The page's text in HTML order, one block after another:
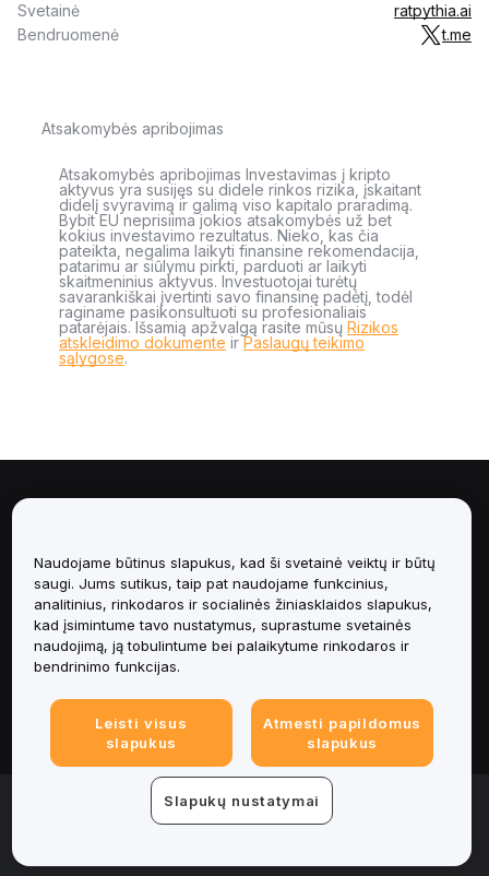
Svetainė
ratpythia.ai
Bendruomenė
t.me
Atsakomybės apribojimas
Atsakomybės apribojimas Investavimas į kripto
aktyvus yra susijęs su didele rinkos rizika, įskaitant
didelį svyravimą ir galimą viso kapitalo praradimą.
Bybit EU neprisiima jokios atsakomybės už bet
kokius investavimo rezultatus. Nieko, kas čia
pateikta, negalima laikyti finansine rekomendacija,
patarimu ar siūlymu pirkti, parduoti ar laikyti
skaitmeninius aktyvus. Investuotojai turėtų
savarankiškai įvertinti savo finansinę padėtį, todėl
raginame pasikonsultuoti su profesionaliais
patarėjais. Išsamią apžvalgą rasite mūsų Rizikos
atskleidimo dokumente irPaslaugų teikimo
sąlygose.
Paslaugos
Pagalba
Produktai
Teisinė informacija
© 2025-2026 Bybit.eu. All rights reserved.
Naudojame būtinus slapukus, kad ši svetainė veiktų ir būtų
saugi. Jums sutikus, taip pat naudojame funkcinius,
analitinius, rinkodaros ir socialinės žiniasklaidos slapukus,
kad įsimintume tavo nustatymus, suprastume svetainės
naudojimą, ją tobulintume bei palaikytume rinkodaros ir
bendrinimo funkcijas.
Leisti visus
slapukus
Atmesti papildomus
slapukus
Slapukų nustatymai